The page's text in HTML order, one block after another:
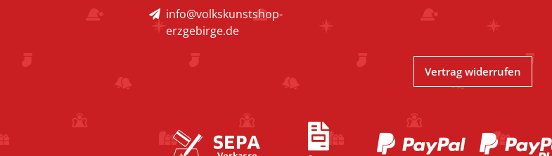
info@volkskunstshop-
erzgebirge.de
Vertrag widerrufen